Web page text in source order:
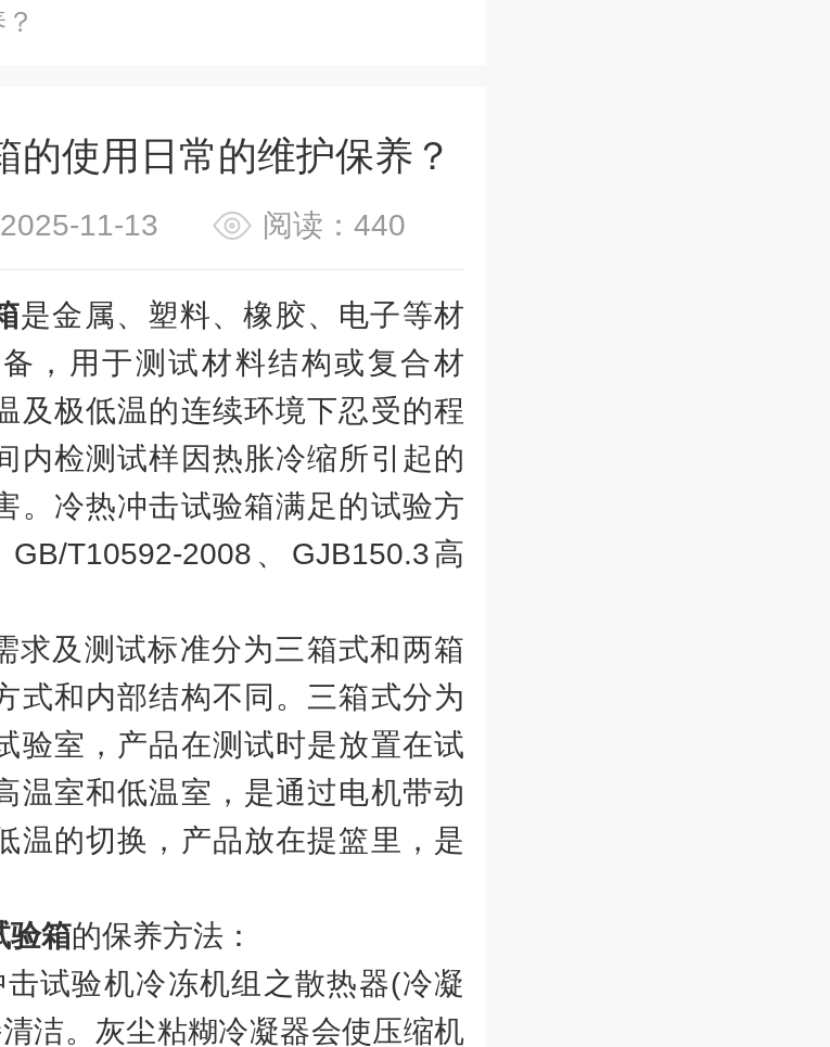
的使用日常的维护保养？
2025-11-13 阅读：440
是金属、塑料、橡胶、电子等材
，用于测试材料结构或复合材
及极低温的连续环境下忍受的程
内检测试样因热胀冷缩所引起的
。冷热冲击试验箱满足的试验方
T10592-2008、GJB150.3高
及测试标准分为三箱式和两箱
式和内部结构不同。三箱式分为
验室，产品在测试时是放置在试
温室和低温室，是通过电机带动
温的切换，产品放在提篮里，是
验箱的保养方法：
验机冷冻机组之散热器(冷凝
洁。灰尘粘糊冷凝器会使压缩机